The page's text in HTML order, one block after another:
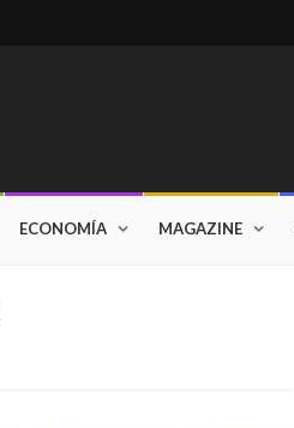
ECONOMÍA MAGAZINE